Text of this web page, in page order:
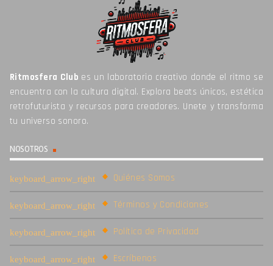
Ritmosfera Club es un laboratorio creativo donde el ritmo se
encuentra con la cultura digital. Explora beats únicos, estética
retrofuturista y recursos para creadores. Unete y transforma
tu universo sonoro.
NOSOTROS
Quiénes Somos
Términos y Condiciones
Política de Privacidad
Escríbenos